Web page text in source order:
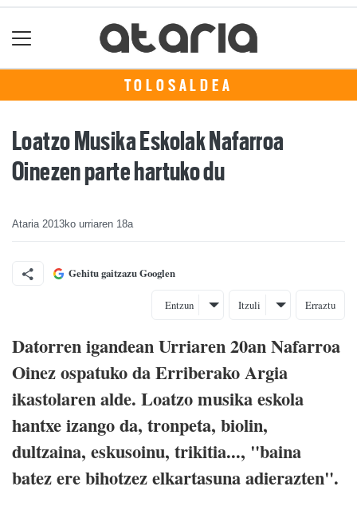
TOLOSALDEA
Loatzo Musika Eskolak Nafarroa
Oinezen parte hartuko du
Ataria 2013ko urriaren 18a
Gehitu gaitzazu Googlen
Entzun Itzuli Erraztu
Datorren igandean Urriaren 20an Nafarroa
Oinez ospatuko da Erriberako Argia
ikastolaren alde. Loatzo musika eskola
hantxe izango da, tronpeta, biolin,
dultzaina, eskusoinu, trikitia..., "baina
batez ere bihotzez elkartasuna adierazten".